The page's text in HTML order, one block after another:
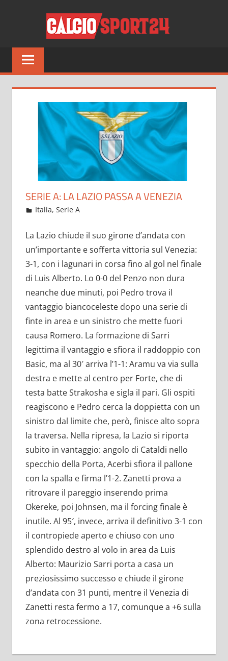
Tutto
sul
del
SERIE A: LA LAZIO PASSA A VENEZIA
Dicembre 23, 2021
admin
Italia,Serie A
La Lazio chiude il suo girone d’andata con
un’importante e sofferta vittoria sul Venezia:
3-1, con i lagunari in corsa fino al gol nel finale
di Luis Alberto. Lo 0-0 del Penzo non dura
neanche due minuti, poi Pedro trova il
vantaggio biancoceleste dopo una serie di
finte in area e un sinistro che mette fuori
causa Romero. La formazione di Sarri
legittima il vantaggio e sfiora il raddoppio con
Basic, ma al 30′ arriva l’1-1: Aramu va via sulla
destra e mette al centro per Forte, che di
testa batte Strakosha e sigla il pari. Gli ospiti
reagiscono e Pedro cerca la doppietta con un
sinistro dal limite che, però, finisce alto sopra
la traversa. Nella ripresa, la Lazio si riporta
subito in vantaggio: angolo di Cataldi nello
specchio della Porta, Acerbi sfiora il pallone
con la spalla e firma l’1-2. Zanetti prova a
ritrovare il pareggio inserendo prima
Okereke, poi Johnsen, ma il forcing finale è
inutile. Al 95′, invece, arriva il definitivo 3-1 con
il contropiede aperto e chiuso con uno
splendido destro al volo in area da Luis
Alberto: Maurizio Sarri porta a casa un
preziosissimo successo e chiude il girone
d’andata con 31 punti, mentre il Venezia di
Zanetti resta fermo a 17, comunque a +6 sulla
zona retrocessione.